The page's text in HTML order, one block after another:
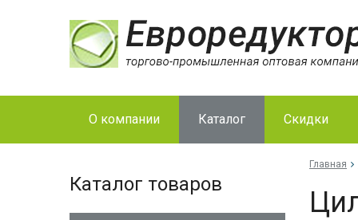
О компании Каталог Скидки
Каталог товаров
Главная